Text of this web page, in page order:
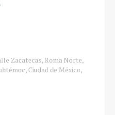
Zacatecas, Roma Norte,
Ciudad de México,